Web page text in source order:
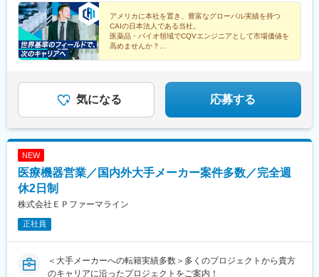
アメリカに本社を置き、豊富なグローバル実績を持つ
CAIの日本法人である当社。
医薬品・バイオ領域でCQVエンジニアとして市場価値を
高めませんか？
◎グローバル基準の環境
◎トレーニング制度充実
気になる 応募する
NEW
医療機器営業／国内外大手メーカー案件多数／完全週
休2日制
株式会社ＥＰファーマライン
正社員
＜大手メーカーへの転籍実績多数＞多くのプロジェクトから貴方
のキャリアに沿ったプロジェクトをご案内！